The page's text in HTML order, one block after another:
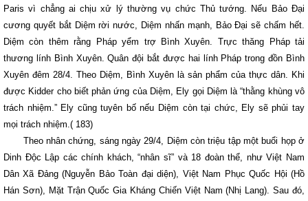
Paris vì chẳng ai chịu xử lý thường vụ chức Thủ tướng. Nếu Bảo Đại
cương quyết bắt Diệm rời nước, Diệm nhấn mạnh, Bảo Đại sẽ chấm hết.
Diệm còn thêm rằng Pháp yểm trợ Bình Xuyên. Trực thăng Pháp tải
thương lính Bình Xuyên. Quân đội bắt được hai lính Pháp trong đồn Bình
Xuyên đêm 28/4. Theo Diệm, Bình Xuyên là sản phẩm của thực dân. Khi
được Kidder cho biết phản ứng của Diệm, Ely gọi Diệm là “thằng khùng vô
trách nhiệm.” Ely cũng tuyên bố nếu Diệm còn tại chức, Ely sẽ phủi tay
mọi trách nhiệm.( 183)
Theo nhân chứng, sáng ngày 29/4, Diệm còn triệu tập một buổi họp ở
Dinh Độc Lập các chính khách, “nhân sĩ” và 18 đoàn thể, như Việt Nam
Dân Xã Đảng (Nguyễn Bảo Toàn đại diện), Việt Nam Phục Quốc Hội (Hồ
Hán Sơn), Mặt Trận Quốc Gia Kháng Chiến Việt Nam (Nhị Lang). Sau đó,